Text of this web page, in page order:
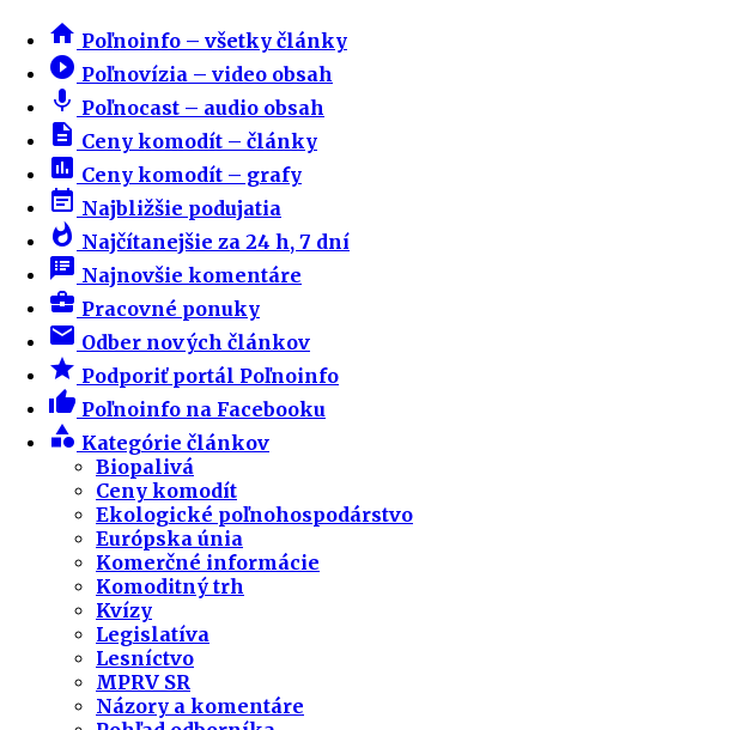
home Poľnoinfo – všetky články
play_circle_filled Poľnovízia – video obsah
mic Poľnocast – audio obsah
description Ceny komodít – články
insert_chart Ceny komodít – grafy
event_note Najbližšie podujatia
whatshot Najčítanejšie za 24 h, 7 dní
speaker_notes Najnovšie komentáre
business_center Pracovné ponuky
email Odber nových článkov
star Podporiť portál Poľnoinfo
thumb_up Poľnoinfo na Facebooku
category Kategórie článkov
Biopalivá
Ceny komodít
Ekologické poľnohospodárstvo
Európska únia
Komerčné informácie
Komoditný trh
Kvízy
Legislatíva
Lesníctvo
MPRV SR
Názory a komentáre